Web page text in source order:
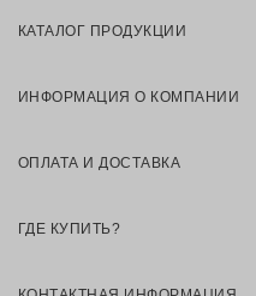
КАТАЛОГ ПРОДУКЦИИ
ИНФОРМАЦИЯ О КОМПАНИИ
ОПЛАТА И ДОСТАВКА
ГДЕ КУПИТЬ?